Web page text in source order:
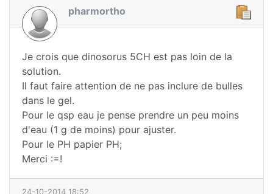
pharmortho
Je crois que dinosorus 5CH est pas loin de la
solution.
Il faut faire attention de ne pas inclure de bulles
dans le gel.
Pour le qsp eau je pense prendre un peu moins
d'eau (1 g de moins) pour ajuster.
Pour le PH papier PH;
Merci :=!
24-10-2014 18:52